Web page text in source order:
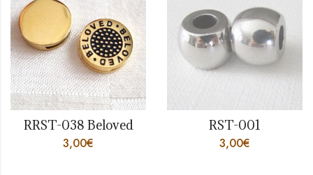
RRST-038 Beloved
3,00€
RST-001
3,00€